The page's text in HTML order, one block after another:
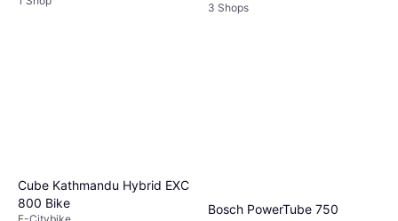
3 Shops
Cube Kathmandu Hybrid EXC
800 Bike
E-Citybike
Bosch PowerTube 750